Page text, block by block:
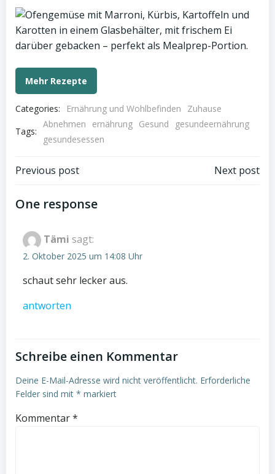
Mehr Rezepte
Categories: Ernährung und Wohlbefinden
Zuhause
Tags:
Abnehmen ernährung Gesund
gesundeernährung
gesundesessen
Post
navigation
Previous post Next post
One response
Tämi sagt:
2. Oktober 2025 um 14:08 Uhr
schaut sehr lecker aus.
antworten
Schreibe einen Kommentar
Deine E-Mail-Adresse wird nicht veröffentlicht. Erforderliche
Felder sind mit * markiert
Kommentar*